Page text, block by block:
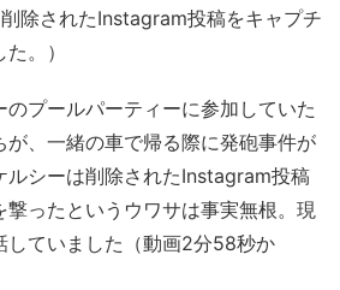
除されたInstagram投稿をキャプチ
。）
のプールパーティーに参加していた
が、一緒の車で帰る際に発砲事件が
ルシーは削除されたInstagram投稿
ったというウワサは事実無根。現
していました（動画2分58秒か